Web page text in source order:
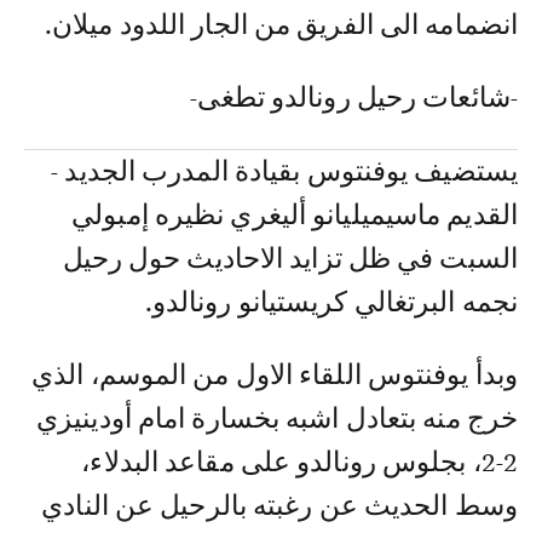
انضمامه الى الفريق من الجار اللدود ميلان.
-شائعات رحيل رونالدو تطغى-
يستضيف يوفنتوس بقيادة المدرب الجديد -
القديم ماسيميليانو أليغري نظيره إمبولي
السبت في ظل تزايد الاحاديث حول رحيل
نجمه البرتغالي كريستيانو رونالدو.
وبدأ يوفنتوس اللقاء الاول من الموسم، الذي
خرج منه بتعادل اشبه بخسارة امام أودينيزي
2-2، بجلوس رونالدو على مقاعد البدلاء،
وسط الحديث عن رغبته بالرحيل عن النادي